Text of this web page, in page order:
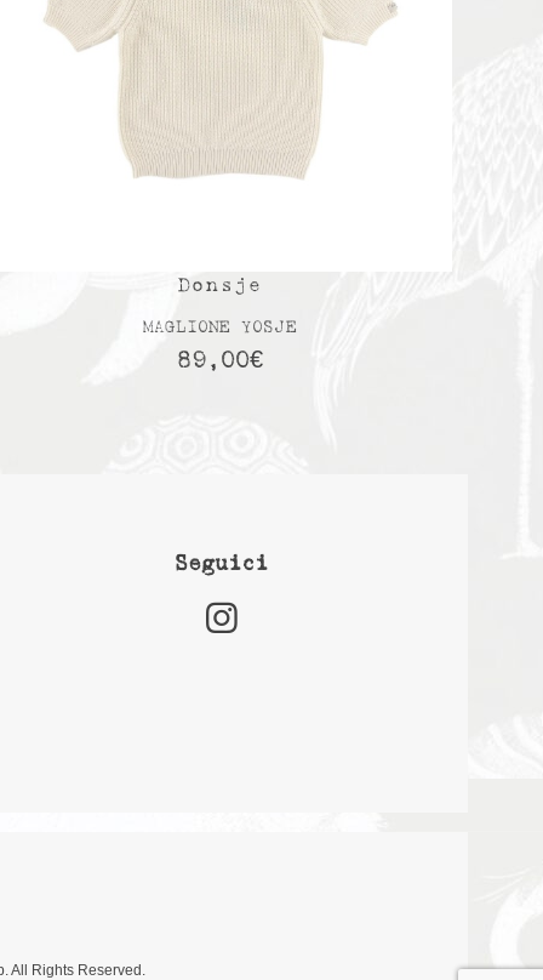
Donsje
MAGLIONE YOSJE
89,00€
Seguici
All Rights Reserved.